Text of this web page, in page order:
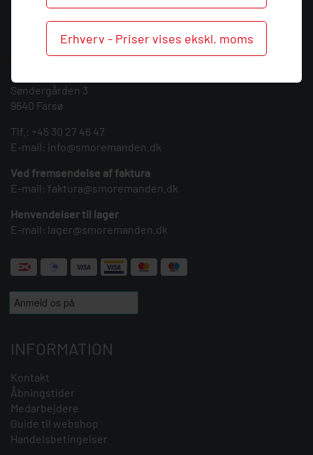
Erhverv - Priser vises ekskl. moms
KONTAKT
Smøremanden A/S
Søndergården 3
9640 Farsø
Tlf.: +45 30 27 46 47
E-mail: info@smoremanden.dk
Ved fremsendelse af faktura
E-mail: faktura@smoremanden.dk
Henvendelser til lager
E-mail: lager@smoremanden.dk
INFORMATION
Kontakt
Åbningstider
Medarbejdere
Guide til webshop
Handelsbetingelser